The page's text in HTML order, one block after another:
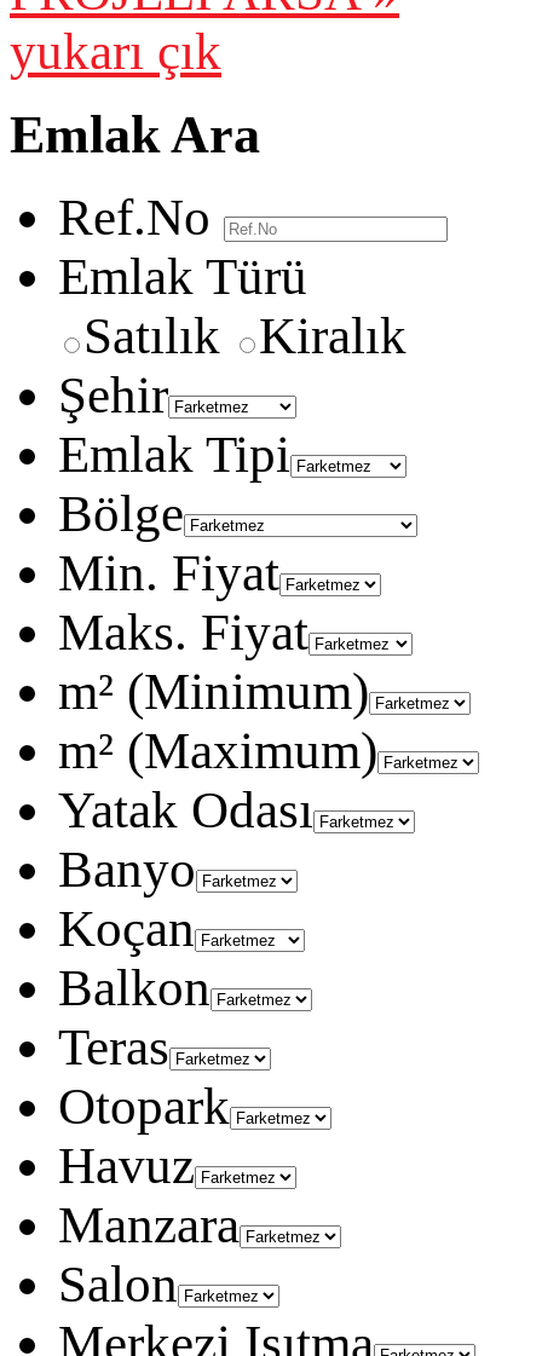
yukarı çık
Emlak Ara
Ref.No
Emlak Türü
Satılık
Kiralık
Şehir
Emlak Tipi
Bölge
Min. Fiyat
Maks. Fiyat
m² (Minimum)
m² (Maximum)
Yatak Odası
Banyo
Koçan
Balkon
Teras
Otopark
Havuz
Manzara
Salon
Merkezi Isıtma